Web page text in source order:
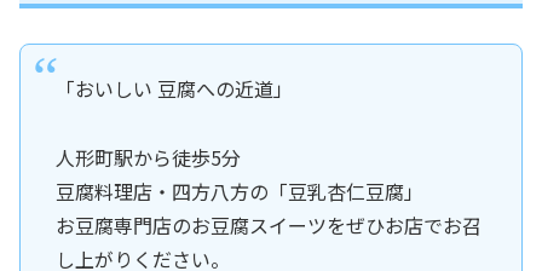
「おいしい 豆腐への近道」
人形町駅から徒歩5分
豆腐料理店・四方八方の「豆乳杏仁豆腐」
お豆腐専門店のお豆腐スイーツをぜひお店でお召
し上がりください。